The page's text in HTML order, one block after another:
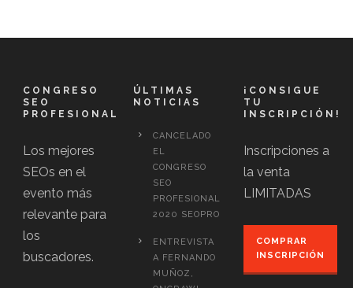
CONGRESO
SEO
PROFESIONAL
Los mejores
SEOs en el
evento más
relevante para
los
buscadores.
ÚLTIMAS
NOTICIAS
CANCELADO
EL
CONGRESO
SEO
PROFESIONAL
2020 SEOPRO
ENTREVISTA
A FERNANDO
MUÑOZ,
¡CONSIGUE
TU
INSCRIPCIÓN!
Inscripciones a
la venta
LIMITADAS
COMPRAR
INSCRIPCIÓN